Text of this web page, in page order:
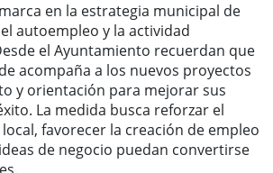
en la estrategia municipal de
autoempleo y la actividad
el Ayuntamiento recuerdan que
acompaña a los nuevos proyectos
y orientación para mejorar sus
La medida busca reforzar el
favorecer la creación de empleo
de negocio puedan convertirse